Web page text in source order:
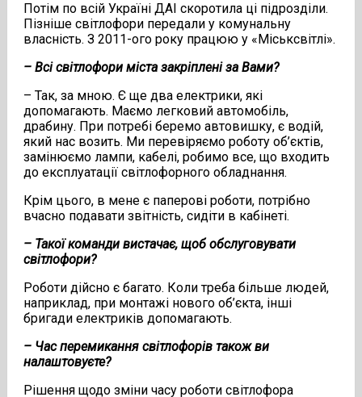
Потім по всій Україні ДАІ скоротила ці підрозділи.
Пізніше світлофори передали у комунальну
власність. З 2011-ого року працюю у «Міськсвітлі».
– Всі світлофори міста закріплені за Вами?
– Так, за мною. Є ще два електрики, які
допомагають. Маємо легковий автомобіль,
драбину. При потребі беремо автовишку, є водій,
який нас возить. Ми перевіряємо роботу об’єктів,
замінюємо лампи, кабелі, робимо все, що входить
до експлуатації світлофорного обладнання.
Крім цього, в мене є паперові роботи, потрібно
вчасно подавати звітність, сидіти в кабінеті.
– Такої команди вистачає, щоб обслуговувати
світлофори?
Роботи дійсно є багато. Коли треба більше людей,
наприклад, при монтажі нового об’єкта, інші
бригади електриків допомагають.
– Час перемикання світлофорів також ви
налаштовуєте?
Рішення щодо зміни часу роботи світлофора